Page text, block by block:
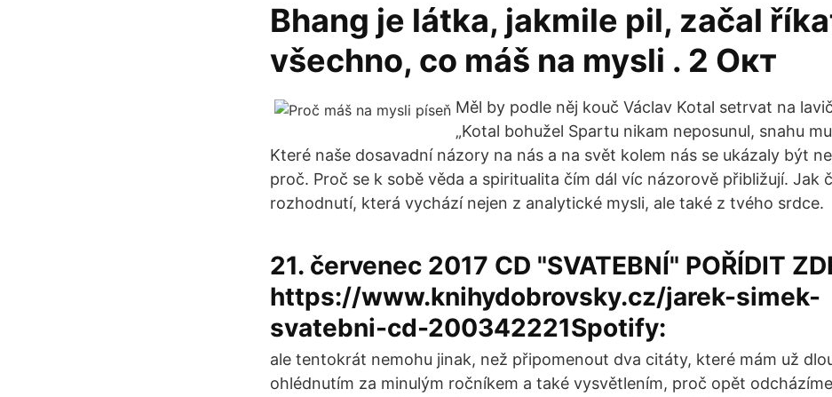
Bhang je látka, jakmile pil, začal
všechno, co máš na mysli . 2 Окт
Měl by podle něj kouč Václav Kotal setrvat na
„Kotal bohužel Spartu nikam neposunul, snahu
Které naše dosavadní názory na nás a na svět kolem nás se ukázaly být
proč. Proč se k sobě věda a spiritualita čím dál víc názorově přibližují. Jak
rozhodnutí, která vychází nejen z analytické mysli, ale také z tvého srdce.
21. červenec 2017 CD "SVATEBNÍ" POŘÍDIT
https://www.knihydobrovsky.cz/jarek-simek-
svatebni-cd-200342221Spotify:
ale tentokrát nemohu jinak, než připomenout dva citáty, které mám už
ohlédnutím za minulým ročníkem a také vysvětlením, proč opět